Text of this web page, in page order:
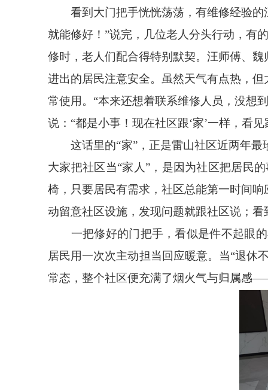
看到大门把手恍恍荡荡 ，有维修经验
就能修好！”说完，几位老人分头行动，有
修时，老人们配合得特别默契。汪师傅、
进出的居民注意安全。虽然天气有点热，
常使用。 “本来还想着联系维修人员，没想
说：“都是小事！现在社区跟‘家’一样，看
这话里的“家”，正是雷山社区近两年
大家把社区当“家人”，是因为社区把居民
椅，只要居民有需求，社区总能第一时间
动留意社区设施，发现问题就跟社区说；
一把修好的门把手，看似是件不起眼
居民用一次次主动担当回应暖意。当“退休
常态，整个社区便充满了烟火气与归属感